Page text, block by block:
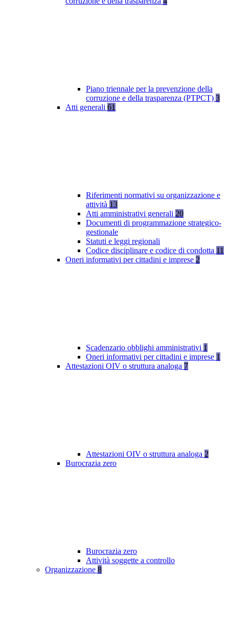
Piano triennale per la prevenzione della
corruzione e della trasparenza (PTPCT) 3
Atti generali 61
Riferimenti normativi su organizzazione e
attività 13
Atti amministrativi generali 20
Documenti di programmazione strategico-
gestionale
Statuti e leggi regionali
Codice disciplinare e codice di condotta 11
Oneri informativi per cittadini e imprese 2
Scadenzario obblighi amministrativi 1
Oneri informativi per cittadini e imprese 1
Attestazioni OIV o struttura analoga 7
Attestazioni OIV o struttura analoga 2
Burocrazia zero
Burocrazia zero
Attività soggette a controllo
Organizzazione 8